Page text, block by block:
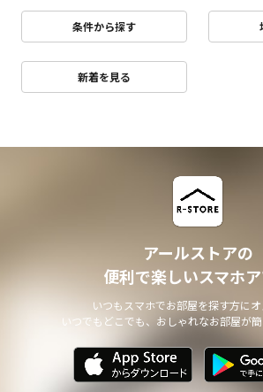
条件から探す
新着を見る
アールストアの
便利で楽しいスマホ
いつもスマホでお部屋を探す方にオ
いつでもどこでも、おしゃれなお部屋が簡